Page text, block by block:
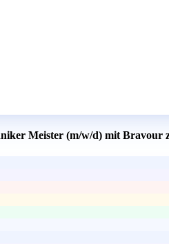
Meister (m/w/d) mit Bravour